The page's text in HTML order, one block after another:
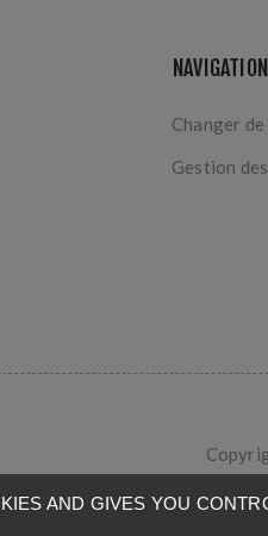
NAVIGATION
Changer
Gestion
AND GIVES YOU